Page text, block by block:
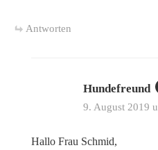
Antworten
Hundefreund
9. August 2019
Hallo Frau Schmid,